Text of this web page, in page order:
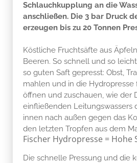
Schlauchkupplung an die
anschließen. Die 3 bar Druck
erzeugen bis zu 20 Tonnen
Köstliche Fruchtsäfte aus
Beeren. So schnell und so
so guten Saft gepresst: Obst,
mahlen und in die Hydropresse
öffnen und zuschauen, wie der
einfließenden Leitungswassers
innen nach außen gegen das
den letzten Tropfen aus dem
Fischer Hydropresse = Hohe
Die schnelle Pressung und die